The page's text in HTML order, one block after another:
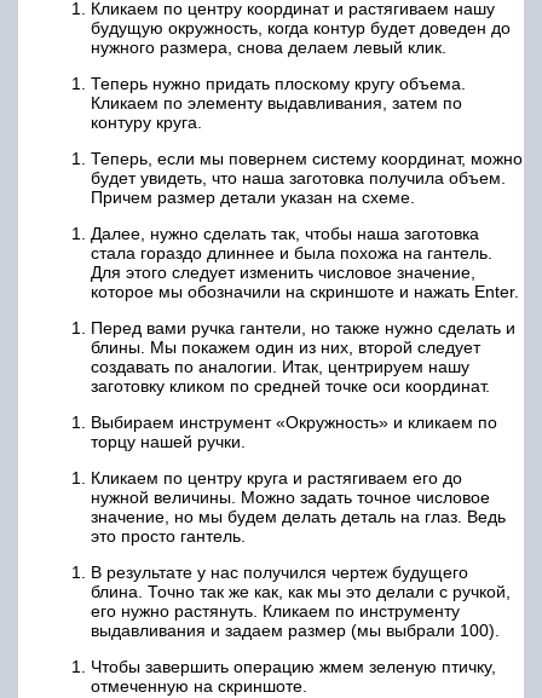
Кликаем по центру координат и растягиваем нашу
будущую окружность, когда контур будет доведен до
нужного размера, снова делаем левый клик.
Теперь нужно придать плоскому кругу объема.
Кликаем по элементу выдавливания, затем по
контуру круга.
Теперь, если мы повернем систему координат, можно
будет увидеть, что наша заготовка получила объем.
Причем размер детали указан на схеме.
Далее, нужно сделать так, чтобы наша заготовка
стала гораздо длиннее и была похожа на гантель.
Для этого следует изменить числовое значение,
которое мы обозначили на скриншоте и нажать Enter.
Перед вами ручка гантели, но также нужно сделать и
блины. Мы покажем один из них, второй следует
создавать по аналогии. Итак, центрируем нашу
заготовку кликом по средней точке оси координат.
Выбираем инструмент «Окружность» и кликаем по
торцу нашей ручки.
Кликаем по центру круга и растягиваем его до
нужной величины. Можно задать точное числовое
значение, но мы будем делать деталь на глаз. Ведь
это просто гантель.
В результате у нас получился чертеж будущего
блина. Точно так же как, как мы это делали с ручкой,
его нужно растянуть. Кликаем по инструменту
выдавливания и задаем размер (мы выбрали 100).
Чтобы завершить операцию жмем зеленую птичку,
отмеченную на скриншоте.